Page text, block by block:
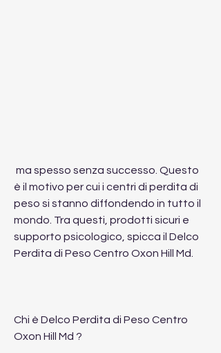
è il motivo per cui i centri di perdita di
peso si stanno diffondendo in tutto il
mondo. Tra questi, prodotti sicuri e
supporto psicologico, spicca il Delco
Perdita di Peso Centro Oxon Hill Md.
Chi è Delco Perdita di Peso Centro
Oxon Hill Md ?